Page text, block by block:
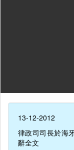
13-12-2012
律政司司長於海
辭全文